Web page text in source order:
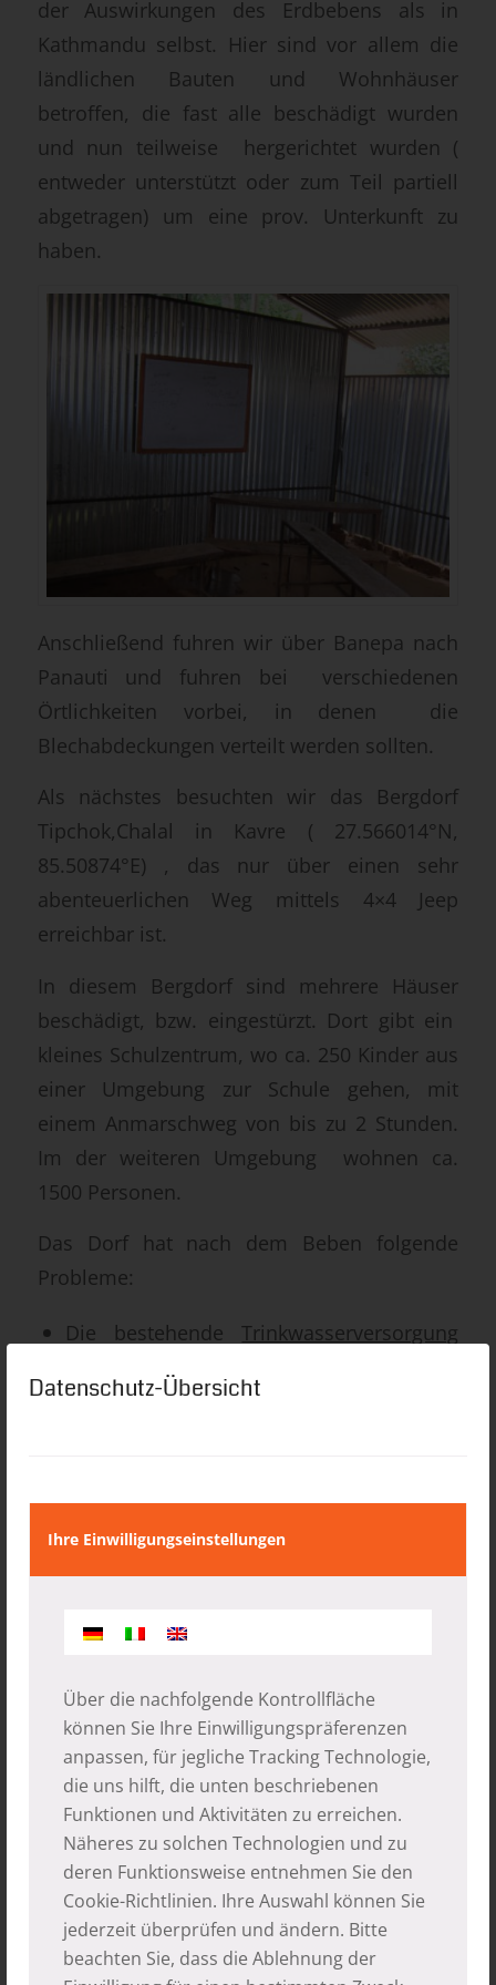
Datenschutz-Übersicht
Ihre Einwilligungseinstellungen
Über die nachfolgende Kontrollfläche
können Sie Ihre Einwilligungspräferenzen
anpassen, für jegliche Tracking Technologie,
die uns hilft, die unten beschriebenen
Funktionen und Aktivitäten zu erreichen.
Näheres zu solchen Technologien und zu
deren Funktionsweise entnehmen Sie den
Cookie-Richtlinien. Ihre Auswahl können Sie
jederzeit überprüfen und ändern. Bitte
beachten Sie, dass die Ablehnung der
der Auswirkungen des Erdbebens als in
Kathmandu selbst. Hier sind vor allem die
ländlichen Bauten und Wohnhäuser
betroffen, die fast alle beschädigt wurden
und nun teilweise hergerichtet wurden (
entweder unterstützt oder zum Teil partiell
abgetragen) um eine prov. Unterkunft zu
haben.
Anschließend fuhren wir über Banepa nach
Panauti und fuhren bei verschiedenen
Örtlichkeiten vorbei, in denen die
Blechabdeckungen verteilt werden sollten.
Als nächstes besuchten wir das Bergdorf
Tipchok,Chalal in Kavre ( 27.566014°N,
85.50874°E) , das nur über einen sehr
abenteuerlichen Weg mittels 4×4 Jeep
erreichbar ist.
In diesem Bergdorf sind mehrere Häuser
beschädigt, bzw. eingestürzt. Dort gibt ein
kleines Schulzentrum, wo ca. 250 Kinder aus
einer Umgebung zur Schule gehen, mit
einem Anmarschweg von bis zu 2 Stunden.
Im der weiteren Umgebung wohnen ca.
1500 Personen.
Das Dorf hat nach dem Beben folgende
Probleme:
Die bestehendeTrinkwasserversorgung
wahrscheinlich ist die Quelle versiegt. Die
verlaufenden Bach sichergestellt. Ca. 1,5
bis 2 Stunden zu Fuß durch den
Dschungel muss Wasser geschleppt
von Tigern angefallen worden. Man
aufbauen, es sind ca 4200 m Rohrleitung
zu verlegen und die Quellen neu zu
fassen.
Schulgebäude:Mehrere Klassen sind
schwer beschädigt, also nicht benutzbar.
Temporary Schoolrooms ( Baracken mit
Wellblechabdeckung und
Bambusgeflechte als Wände) sind zur